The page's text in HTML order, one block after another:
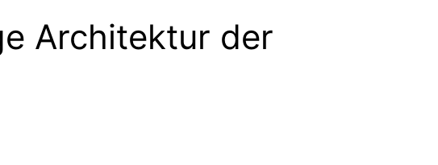
Architektur der